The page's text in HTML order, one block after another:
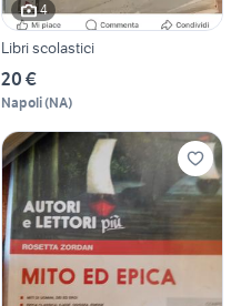
4
Libri scolastici
20 €
Napoli(NA)